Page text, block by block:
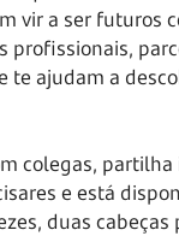
vir a ser futuros
profissionais,
te ajudam a
colegas, partilha
e está
duas cabeças